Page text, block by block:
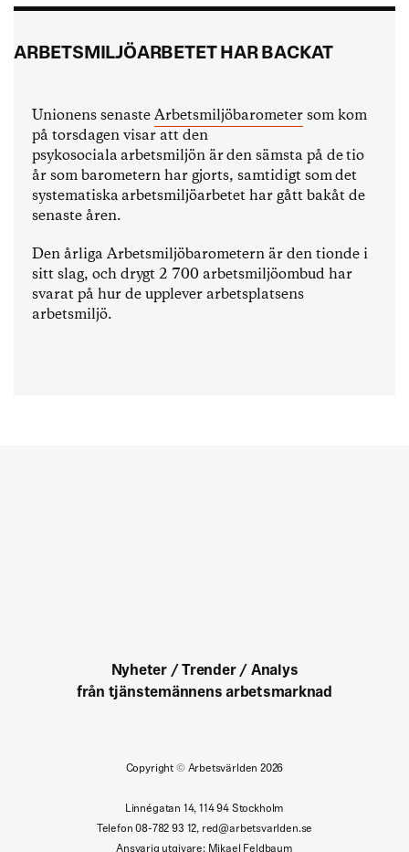
ARBETSMILJÖARBETET HAR BACKAT
Unionens senasteArbetsmiljöbarometersom kom
på torsdagen visar att den
psykosociala arbetsmiljön är den sämsta på de tio
år som barometern har gjorts, samtidigt som det
systematiska arbetsmiljöarbetet har gått bakåt de
senaste åren.
Den årliga Arbetsmiljöbarometern är den tionde i
sitt slag, och drygt 2 700 arbetsmiljöombud har
svarat på hur de upplever arbetsplatsens
arbetsmiljö.
Nyheter / Trender / Analys
från tjänstemännens arbetsmarknad
Copyright ©Arbetsvärlden 2026
Linnégatan 14, 114 94 Stockholm
Telefon 08-782 93 12, red@arbetsvarlden.se
Ansvarig utgivare: Mikael Feldbaum